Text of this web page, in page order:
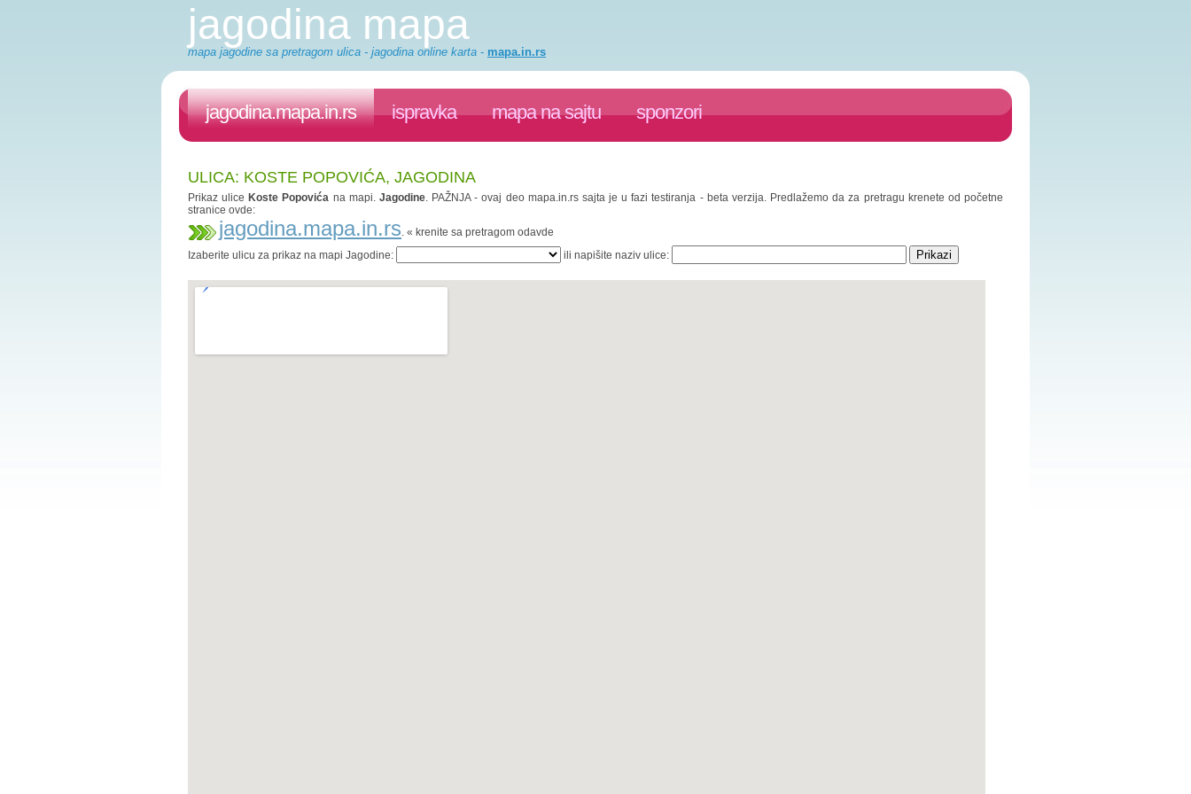
jagodina mapa
mapa jagodine sa pretragom ulica - jagodina online karta - mapa.in.rs
jagodina.mapa.in.rs ispravka mapa na sajtu sponzori
ULICA: KOSTE POPOVIĆA, JAGODINA
Prikaz ulice Koste Popovića na mapi. Jagodine. PAŽNJA - ovaj deo mapa.in.rs sajta je u fazi testiranja - beta verzija. Predlažemo da za pretragu krenete od početne
stranice ovde:
jagodina.mapa.in.rs. « krenite sa pretragom odavde
Izaberite ulicu za prikaz na mapi Jagodine:
ili napišite naziv ulice: